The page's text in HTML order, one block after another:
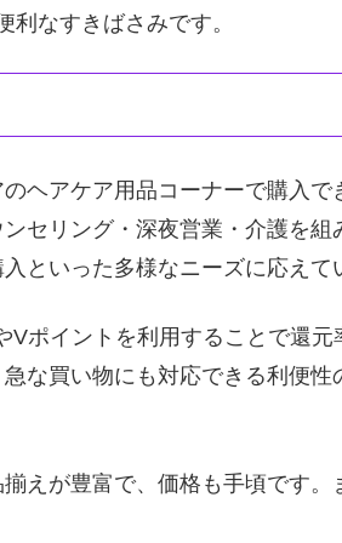
なすきばさみです。
ヘアケア用品コーナーで購入で
セリング・深夜営業・介護を組
といった多様なニーズに応えて
ポイントを利用することで還元
な買い物にも対応できる利便性
えが豊富で、価格も手頃です。